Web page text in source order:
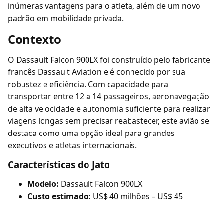
inúmeras vantagens para o atleta, além de um novo
padrão em mobilidade privada.
Contexto
O Dassault Falcon 900LX foi construído pelo fabricante
francês Dassault Aviation e é conhecido por sua
robustez e eficiência. Com capacidade para
transportar entre 12 a 14 passageiros, aeronavegação
de alta velocidade e autonomia suficiente para realizar
viagens longas sem precisar reabastecer, este avião se
destaca como uma opção ideal para grandes
executivos e atletas internacionais.
Características do Jato
Modelo: Dassault Falcon 900LX
Custo estimado: US$ 40 milhões – US$ 45